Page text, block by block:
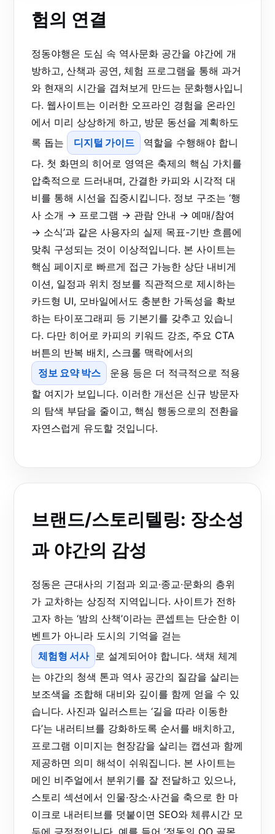
험의 연결
정동야행은 도심 속 역사문화 공간을 야간에 개
방하고, 산책과 공연, 체험 프로그램을 통해 과거
와 현재의 시간을 겹쳐보게 만드는 문화행사입니
다. 웹사이트는 이러한 오프라인 경험을 온라인
에서 미리 상상하게 하고, 방문 동선을 계획하도
록 돕는
디지털 가이드
역할을 수행해야 합니
다. 첫 화면의 히어로 영역은 축제의 핵심 가치를
압축적으로 드러내며, 간결한 카피와 시각적 대
비를 통해 시선을 집중시킵니다. 정보 구조는 ‘행
사 소개 → 프로그램 → 관람 안내 → 예매/참여
→ 소식’과 같은 사용자의 실제 목표-기반 흐름에
맞춰 구성되는 것이 이상적입니다. 본 사이트는
핵심 페이지로 빠르게 접근 가능한 상단 내비게
이션, 일정과 위치 정보를 직관적으로 제시하는
카드형 UI, 모바일에서도 충분한 가독성을 확보
하는 타이포그래피 등 기본기를 갖추고 있습니
다. 다만 히어로 카피의 키워드 강조, 주요 CTA
버튼의 반복 배치, 스크롤 맥락에서의
정보 요약 박스
운용 등은 더 적극적으로 적용
할 여지가 보입니다. 이러한 개선은 신규 방문자
의 탐색 부담을 줄이고, 핵심 행동으로의 전환을
자연스럽게 유도할 것입니다.
브랜드/스토리텔링: 장소성
과 야간의 감성
정동은 근대사의 기점과 외교·종교·문화의 층위
가 교차하는 상징적 지역입니다. 사이트가 전하
고자 하는 ‘밤의 산책’이라는 콘셉트는 단순한 이
벤트가 아니라 도시의 기억을 걷는
체험형 서사 로 설계되어야 합니다. 색채 체계
는 야간의 청색 톤과 역사 공간의 질감을 살리는
보조색을 조합해 대비와 깊이를 함께 얻을 수 있
습니다. 사진과 일러스트는 ‘길을 따라 이동한
다’는 내러티브를 강화하도록 순서를 배치하고,
프로그램 이미지는 현장감을 살리는 캡션과 함께
제공하면 의미 해석이 쉬워집니다. 본 사이트는
메인 비주얼에서 분위기를 잘 전달하고 있으나,
스토리 섹션에서 인물·장소·사건을 축으로 한 마
이크로 내러티브를 덧붙이면 SEO와 체류시간 모
두에 긍정적입니다. 예를 들어 ‘정동의 OO 골목